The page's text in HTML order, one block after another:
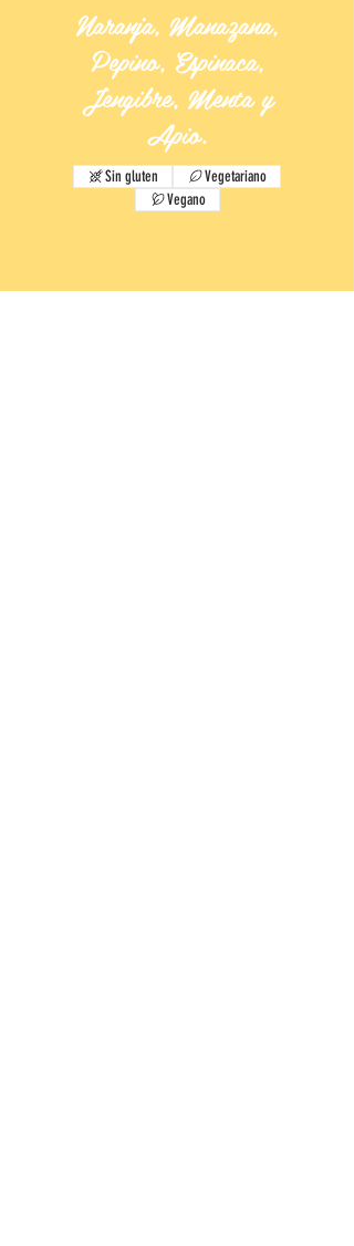
Naranja, Manazana,
Pepino, Espinaca,
Jengibre, Menta y
Apio.
Sin gluten
Vegetariano
Vegano